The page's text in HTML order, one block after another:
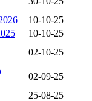
10-10-25
10-10-25
02-10-25
02-09-25
25-08-25